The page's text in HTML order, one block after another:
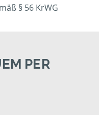
§ 56 KrWG
PER